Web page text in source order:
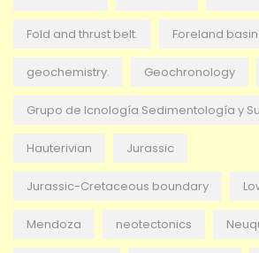
Fold and thrust belt. Foreland basin
geochemistry. Geochronology
Grupo de Icnología Sedimentología y
Hauterivian Jurassic
Jurassic-Cretaceous boundary
Mendoza neotectonics